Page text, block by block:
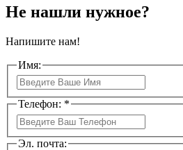
Не нашли нужное?
Напишите нам!
Имя:
Телефон: *
Эл. почта: